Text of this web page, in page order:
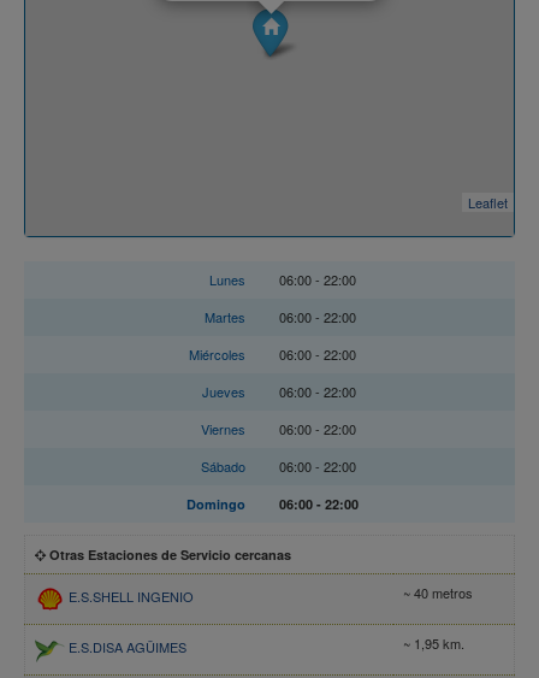
Leaflet
Lunes
06:00 - 22:00
Martes
06:00 - 22:00
Miércoles
06:00 - 22:00
Jueves
06:00 - 22:00
Viernes
06:00 - 22:00
Sábado
06:00 - 22:00
Domingo 06:00 - 22:00
Otras Estaciones de Servicio cercanas
E.S.SHELL INGENIO ~ 40 metros
E.S.DISA AGÜIMES ~ 1,95 km.